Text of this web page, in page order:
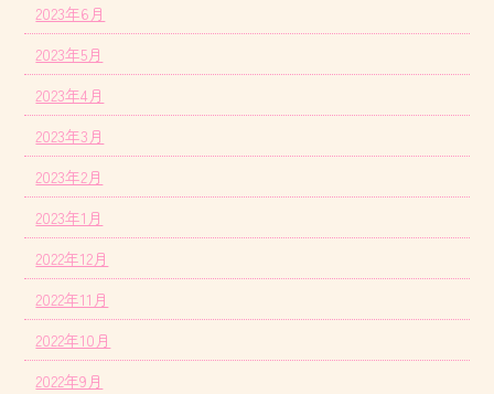
2023年6月
2023年5月
2023年4月
2023年3月
2023年2月
2023年1月
2022年12月
2022年11月
2022年10月
2022年9月